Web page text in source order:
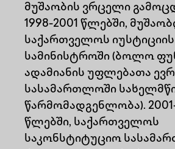
მუშაობის ვრცელი
1998-2001 წლებში,
საქართველოს იუსტიციის
სამინისტროში (ბოლო
ადამიანის უფლებათა
სასამართლოში
წარმომადგენლობა).
წლებში, საქართველოს
საკონსტიტუციო